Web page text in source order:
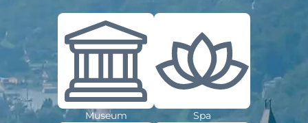
Museum Spa